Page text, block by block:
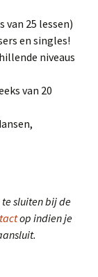
25 lessen)
en singles!
niveaus
van 20
sluiten bij de
op indien je